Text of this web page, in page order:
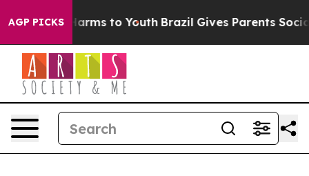
AGP PICKS
Abate Harms to Youth Brazil Gives Parents Social